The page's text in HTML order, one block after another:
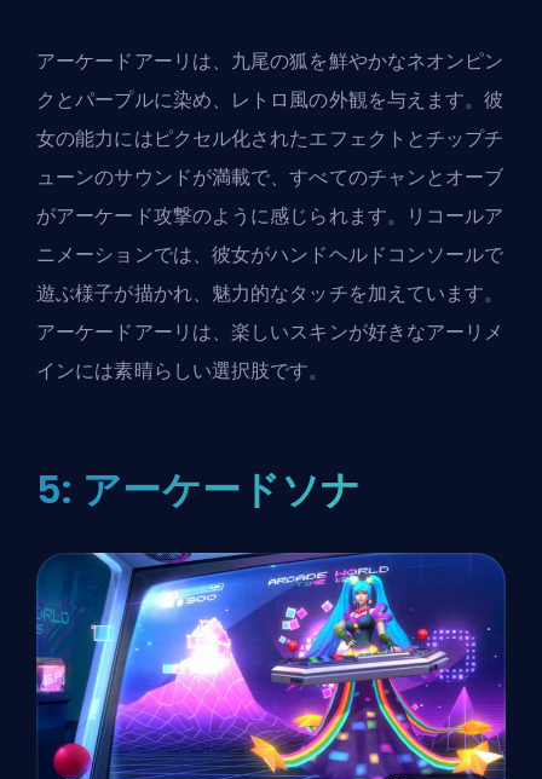
アーケードアーリは、九尾の狐を鮮やかなネオンピン
クとパープルに染め、レトロ風の外観を与えます。彼
女の能力にはピクセル化されたエフェクトとチップチ
ューンのサウンドが満載で、すべてのチャンとオーブ
がアーケード攻撃のように感じられます。リコールア
ニメーションでは、彼女がハンドヘルドコンソールで
遊ぶ様子が描かれ、魅力的なタッチを加えています。
アーケードアーリは、楽しいスキンが好きなアーリメ
インには素晴らしい選択肢です。
5: アーケードソナ